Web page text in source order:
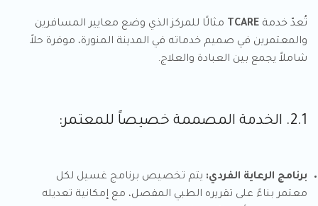
تُعدّ خدمة TCARE مثالًا للمركز الذي وضع معايير المسافرين
والمعتمرين في صميم خدماته في المدينة المنورة، موفرة حلاً
شاملاً يجمع بين العبادة والعلاج.
2.1. الخدمة المصممة خصيصاً للمعتمر:
برنامج الرعاية الفردي: يتم تخصيص برنامج غسيل لكل
معتمر بناءً على تقريره الطبي المفصل، مع إمكانية تعديله